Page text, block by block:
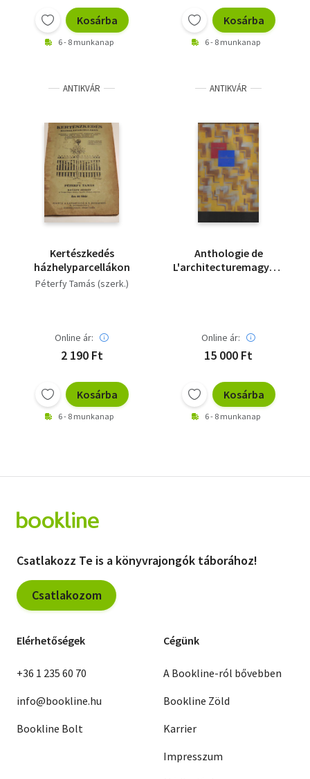
Kosárba
6 - 8 munkanap
Kosárba
6 - 8 munkanap
ANTIKVÁR
Kertészkedés
házhelyparcellákon
Péterfy Tamás (szerk.)
Online ár:
2 190 Ft
Kosárba
6 - 8 munkanap
ANTIKVÁR
Anthologie de
L'architecturemagyra-
Online ár:
15 000 Ft
Kosárba
6 - 8 munkanap
Csatlakozz Te is a könyvrajongók táborához!
Csatlakozom
Elérhetőségek
+36 1 235 60 70
info@bookline.hu
Bookline Bolt
Cégünk
A Bookline-ról bővebben
Bookline Zöld
Karrier
Impresszum